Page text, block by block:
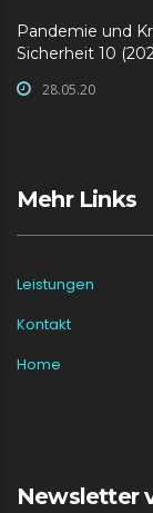
Pandemie und
Sicherheit 10
28.05.20
Mehr Links
Leistungen
Kontakt
Home
Newsletter